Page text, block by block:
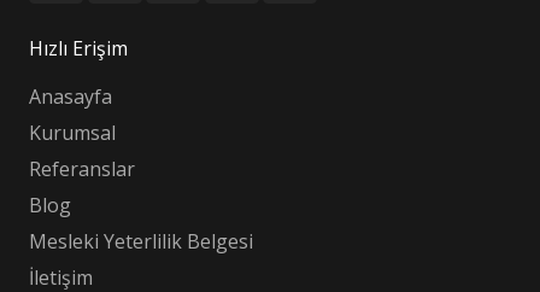
Hızlı Erişim
Anasayfa
Kurumsal
Referanslar
Blog
Mesleki Yeterlilik Belgesi
İletişim